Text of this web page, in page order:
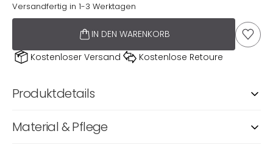
Versandfertig in 1-3 Werktagen
IN DEN WARENKORB AUF
Kostenloser Versand Kostenlose Retoure
Produktdetails
Material & Pflege